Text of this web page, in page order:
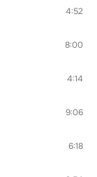
4:52
8:00
4:14
9:06
6:18